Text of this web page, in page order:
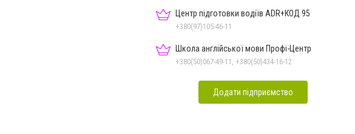
Центр підготовки водіїв ADR+КОД 95
+380(97)105-46-11
Школа англійської мови Профі-Центр
+380(50)067-49-11, +380(50)434-16-12
Додати підприємство